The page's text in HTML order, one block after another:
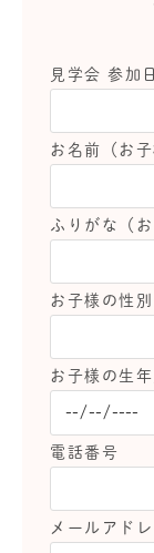
見学会 参加日
お名前（お
ふりがな（
お子様の性別
お子様の生年
電話番号
メールアドレ